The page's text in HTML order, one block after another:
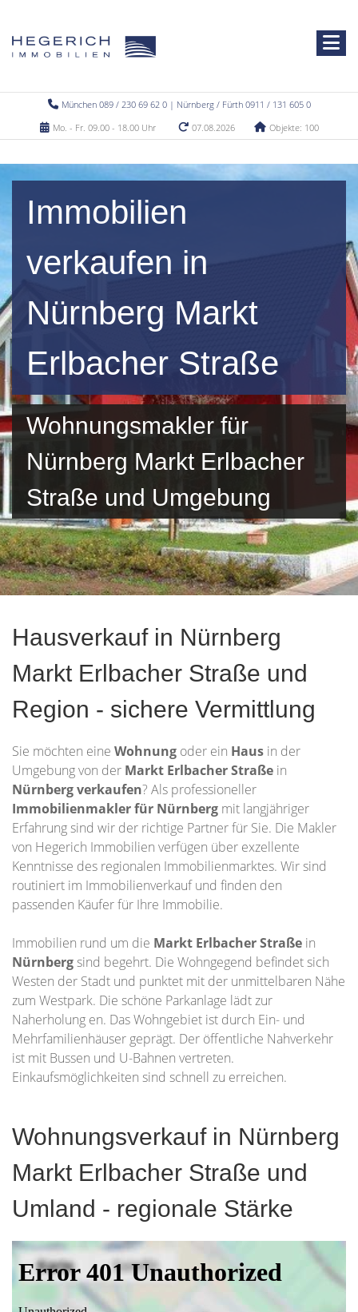
München 089 / 230 69 62 0 | Nürnberg / Fürth 0911 / 131 605 0
Mo. - Fr. 09.00 - 18.00 Uhr
07.08.2026 Objekte: 100
Immobilien
verkaufen in
Nürnberg Markt
Erlbacher Straße
Wohnungsmakler für
Nürnberg Markt Erlbacher
Straße und Umgebung
Hausverkauf in Nürnberg
Markt Erlbacher Straße und
Region - sichere Vermittlung
Sie möchten eine Wohnung oder ein Haus in der
Umgebung von der Markt Erlbacher Straße in
Nürnbergverkaufen? Als professioneller
Immobilienmakler für Nürnberg mit langjähriger
Erfahrung sind wir der richtige Partner für Sie. Die Makler
von Hegerich Immobilien verfügen über exzellente
Kenntnisse des regionalen Immobilienmarktes. Wir sind
routiniert im Immobilienverkauf und finden den
passenden Käufer für Ihre Immobilie.
Immobilien rund um die Markt Erlbacher Straße in
Nürnbergsind begehrt. Die Wohngegend befindet sich
Westen der Stadt und punktet mit der unmittelbaren Nähe
zum Westpark. Die schöne Parkanlage lädt zur
Naherholung en. Das Wohngebiet ist durch Ein- und
Mehrfamilienhäuser geprägt. Der öffentliche Nahverkehr
ist mit Bussen und U-Bahnen vertreten.
Einkaufsmöglichkeiten sind schnell zu erreichen.
Wohnungsverkauf in Nürnberg
Markt Erlbacher Straße und
Umland - regionale Stärke